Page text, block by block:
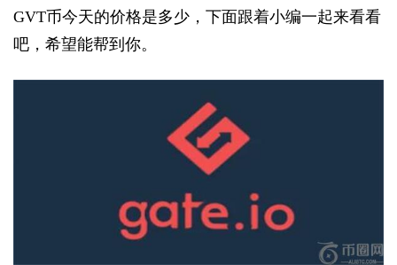
GVT币今天的价格是多少，下面跟着小编一起来看看
吧，希望能帮到你。